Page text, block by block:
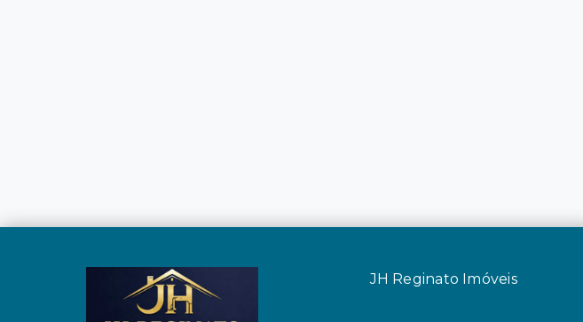
JH Reginato Imóveis